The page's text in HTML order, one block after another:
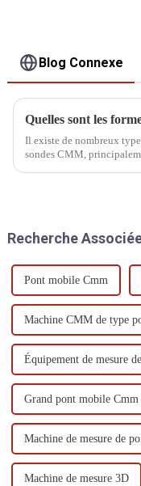
Blog Connexe
Il existe de nombreux
sondes CMM,
automatique et à système
Recherche
Pont mobile Cmm
Machine CMM de type
Équipement de mesure
Grand pont mobile Cmm
Machine de mesure de
Machine de mesure 3D